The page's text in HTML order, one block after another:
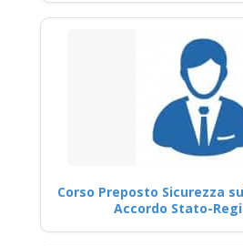
Corso Preposto Sicurezza
Accordo Stato-